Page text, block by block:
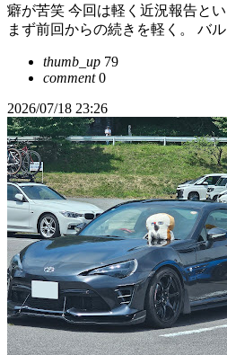
癖が苦笑 今回は軽く近況報告と
まず前回からの続きを軽く。 バ
thumb_up 79
comment0
2026/07/18 23:26